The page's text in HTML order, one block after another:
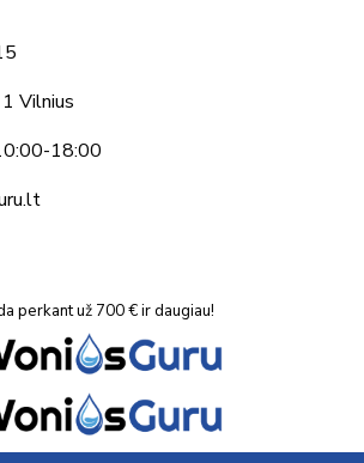
Vilnius
18:00
perkant už 700 € ir daugiau!